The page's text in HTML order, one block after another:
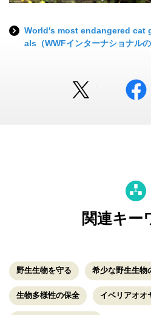
World's most endangered cat
als（WWFインターナショナルの
関連キー
野生生物を守る 希少な野生生物
生物多様性の保全 イベリアオオ